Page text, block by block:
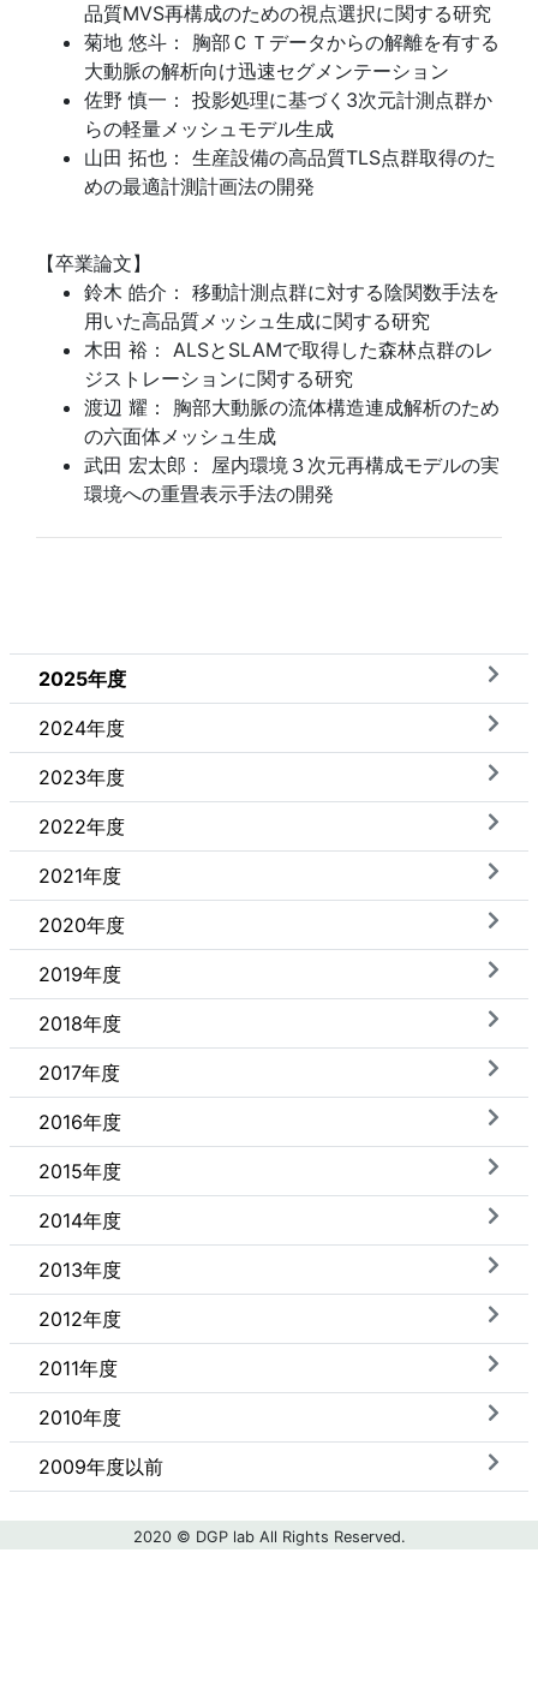
品質MVS再構成のための視点選択に関する研究
菊地 悠斗： 胸部ＣＴデータからの解離を有する
大動脈の解析向け迅速セグメンテーション
佐野 慎一： 投影処理に基づく3次元計測点群か
らの軽量メッシュモデル生成
山田 拓也： 生産設備の高品質TLS点群取得のた
めの最適計測計画法の開発
【卒業論文】
鈴木 皓介： 移動計測点群に対する陰関数手法を
用いた高品質メッシュ生成に関する研究
木田 裕： ALSとSLAMで取得した森林点群のレ
ジストレーションに関する研究
渡辺 耀： 胸部大動脈の流体構造連成解析のため
の六面体メッシュ生成
武田 宏太郎： 屋内環境３次元再構成モデルの実
環境への重畳表示手法の開発
2025年度
2024年度
2023年度
2022年度
2021年度
2020年度
2019年度
2018年度
2017年度
2016年度
2015年度
2014年度
2013年度
2012年度
2011年度
2010年度
2009年度以前
2020 © DGP lab All Rights Reserved.